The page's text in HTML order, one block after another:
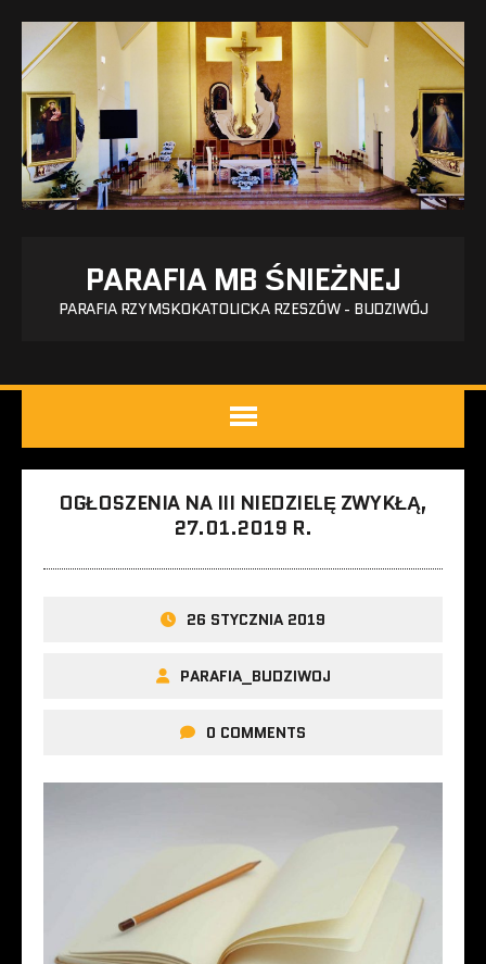
PARAFIA MB ŚNIEŻNEJ
PARAFIA RZYMSKOKATOLICKA RZESZÓW - BUDZIWÓJ
OGŁOSZENIA NA III NIEDZIELĘ ZWYKŁĄ,
27.01.2019 R.
26 STYCZNIA 2019
PARAFIA_BUDZIWOJ
0 COMMENTS